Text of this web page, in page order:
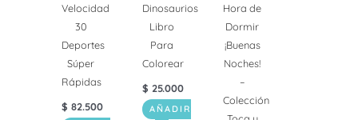
Velocidad
30
Deportes
Súper
Rápidas
$ 82.500
Dinosaurios
Libro
Para
Colorear
$ 25.000
AÑADIR
Hora de
Dormir
¡Buenas
Noches!
–
Colección